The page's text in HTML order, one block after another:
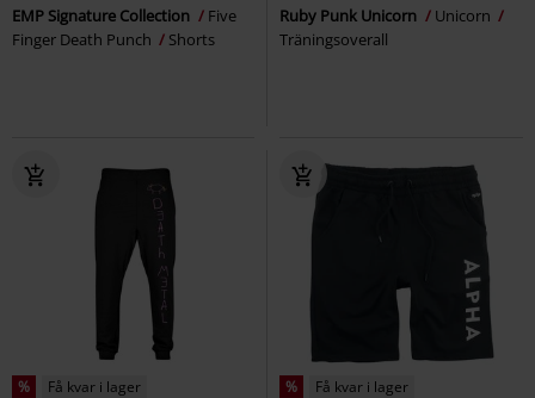
EMP Signature Collection
Five
Finger Death Punch
Shorts
Ruby Punk Unicorn
Unicorn
Träningsoverall
% Få kvar i lager % Få kvar i lager